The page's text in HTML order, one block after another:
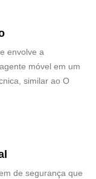
envolve a
móvel em um
similar ao O
de segurança que